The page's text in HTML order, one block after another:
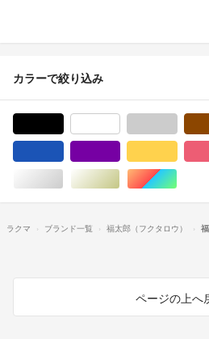
カラーで絞り込み
シルバー/銀色系ゴールド/金色系マルチ
ラクマ ブランド一覧 福太郎（フクタロウ）
ページの上へ